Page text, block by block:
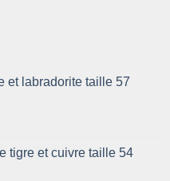
et labradorite taille 57
tigre et cuivre taille 54